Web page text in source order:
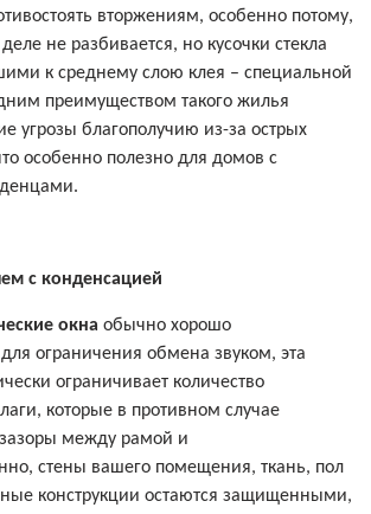
вторжениям, особенно потому,
не разбивается, но кусочки стекла
к среднему слою клея – специальной
преимуществом такого жилья
угрозы благополучию из-за острых
особенно полезно для домов с
с конденсацией
окна обычно хорошо
ограничения обмена звуком, эта
ограничивает количество
которые в противном случае
между рамой и
стены вашего помещения, ткань, пол
конструкции остаются защищенными,